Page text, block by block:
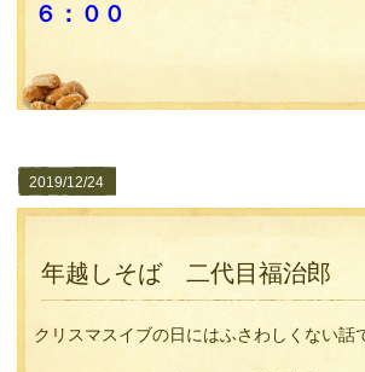
６：００
2019/12/24
年越しそば 二代目福治郎
クリスマスイブの日にはふさわしくない話